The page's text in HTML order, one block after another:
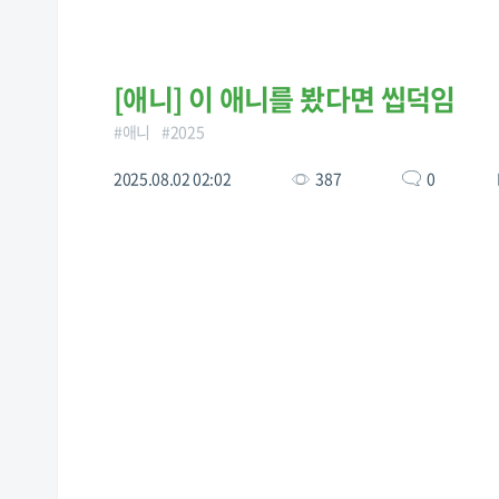
[애니] 이 애니를 봤다면 씹덕임
#애니 #2025
2025.08.02 02:02 387 0